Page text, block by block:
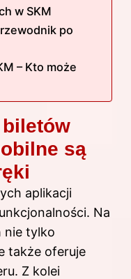
w SKM
po
– Kto może
są
aplikacji
Na
nie tylko
także oferuje
Z kolei